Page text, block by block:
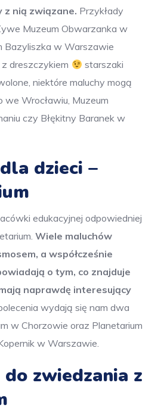
z nią związane. Przykłady
Muzeum Obwarzanka w
Bazyliszka w Warszawie
dreszczykiem
starszaki
niektóre maluchy mogą
we Wrocławiu, Muzeum
czy Błękitny Baranek w
dzieci –
edukacyjnej odpowiedniej
Wiele maluchów
a współcześnie
o tym, co znajduje
naprawdę interesujący
wydają się nam dwa
w Chorzowie oraz Planetarium
w Warszawie.
zwiedzania z